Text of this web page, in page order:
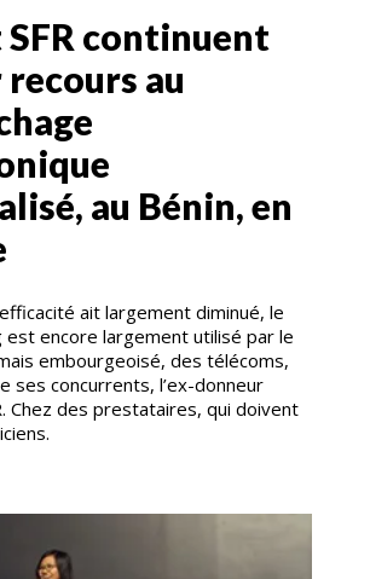
SFR continuent
recours au
au Bénin, en
ait largement diminué, le
encore largement utilisé par le
embourgeoisé, des télécoms,
ses concurrents, l’ex-donneur
Chez des prestataires, qui doivent